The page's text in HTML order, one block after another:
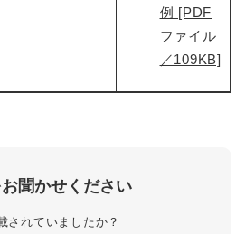
例 [PDF
ファイル
／109KB]
聞かせください
されていましたか？